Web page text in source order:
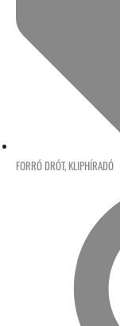
FORRÓ DRÓT, KLIPHÍRADÓ